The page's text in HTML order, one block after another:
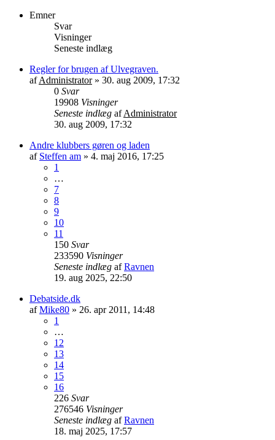
Emner
Svar
Visninger
Seneste indlæg
Regler for brugen af Ulvegraven.
afAdministrator» 30. aug 2009, 17:32
0 Svar
19908 Visninger
Seneste indlæg afAdministrator
30. aug 2009, 17:32
Andre klubbers gøren og laden
af Steffen am » 4. maj 2016, 17:25
1
…
7
8
9
10
11
150 Svar
233590 Visninger
Seneste indlæg afRavnen
19. aug 2025, 22:50
Debatside.dk
afMike80 » 26. apr 2011, 14:48
1
…
12
13
14
15
16
226 Svar
276546 Visninger
Seneste indlæg afRavnen
18. maj 2025, 17:57